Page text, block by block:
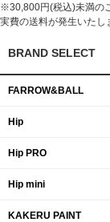
※30,800円(税込)未満の
実費の送料が発生いたし
BRAND SELECT
FARROW&BALL
Hip
Hip PRO
Hip mini
KAKERU PAINT